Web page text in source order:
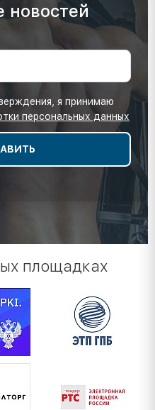
новостей
я принимаю
персональных данных
площадках